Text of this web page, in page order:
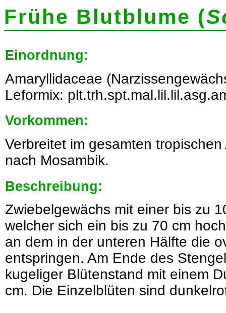
Frühe Blutblume (
Einordnung:
Amaryllidaceae
Leformix:
Vorkommen:
Verbreitet im gesamten
nach Mosambik.
Beschreibung:
Zwiebelgewächs mit einer bis zu
welcher sich ein bis zu 70 cm
an dem in der unteren Hälfte die
entspringen. Am Ende des
kugeliger Blütenstand mit einem
cm. Die Einzelblüten sind